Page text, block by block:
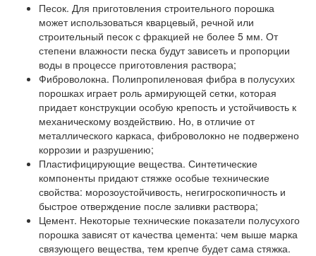
Песок. Для приготовления строительного порошка
может использоваться кварцевый, речной или
строительный песок с фракцией не более 5 мм. От
степени влажности песка будут зависеть и пропорции
воды в процессе приготовления раствора;
Фиброволокна. Полипропиленовая фибра в полусухих
порошках играет роль армирующей сетки, которая
придает конструкции особую крепость и устойчивость к
механическому воздействию. Но, в отличие от
металлического каркаса, фиброволокно не подвержено
коррозии и разрушению;
Пластифицирующие вещества. Синтетические
компоненты придают стяжке особые технические
свойства: морозоустойчивость, негигроскопичность и
быстрое отверждение после заливки раствора;
Цемент. Некоторые технические показатели полусухого
порошка зависят от качества цемента: чем выше марка
связующего вещества, тем крепче будет сама стяжка.